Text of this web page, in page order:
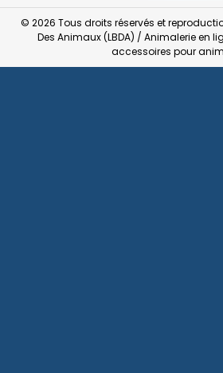
© 2026 Tous droits réservés et
Des Animaux (LBDA) / Animalerie en
accessoires pour